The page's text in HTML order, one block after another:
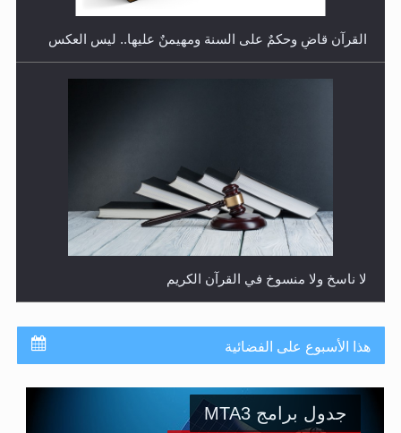
لا ناسخ ولا منسوخ في القرآن الكريم
هذا الأسبوع على الفضائية
جدول برامج MTA3